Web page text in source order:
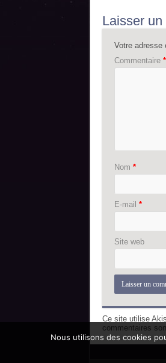
Laisser
Votre adresse
Commentaire *
Nom *
E-mail *
Site web
Ce site utilise
commentaires
Nous utilisons des cookies